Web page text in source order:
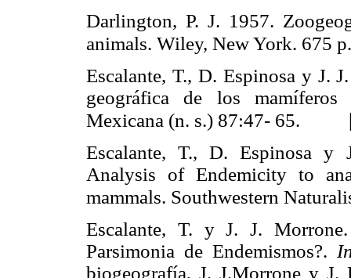
Darlington, P. J. 1957.
animals. Wiley, New York. 675
Escalante, T., D. Espinosa y J.
geográfica de los
Mexicana (n. s.) 87:47- 65.
Escalante, T., D. Espinosa y
Analysis of Endemicity to
mammals. Southwestern
Escalante, T. y J. J.
Parsimonia de Endemismos?.
biogeografía, J. J.Morrone y J.